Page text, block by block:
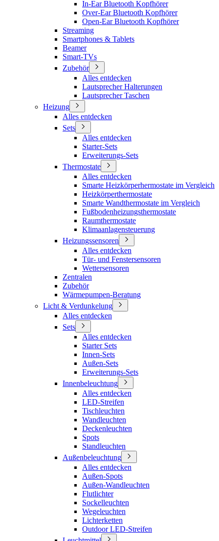
In-Ear Bluetooth Kopfhörer
Over-Ear Bluetooth Kopfhörer
Open-Ear Bluetooth Kopfhörer
Streaming
Smartphones & Tablets
Beamer
Smart-TVs
Zubehör
Alles entdecken
Lautsprecher Halterungen
Lautsprecher Taschen
Heizung
Alles entdecken
Sets
Alles entdecken
Starter-Sets
Erweiterungs-Sets
Thermostate
Alles entdecken
Smarte Heizkörperhermostate im Vergleich
Heizkörperthermostate
Smarte Wandthermostate im Vergleich
Fußbodenheizungsthermostate
Raumthermostate
Klimaanlagensteuerung
Heizungssensoren
Alles entdecken
Tür- und Fenstersensoren
Wettersensoren
Zentralen
Zubehör
Wärmepumpen-Beratung
Licht & Verdunkelung
Alles entdecken
Sets
Alles entdecken
Starter Sets
Innen-Sets
Außen-Sets
Erweiterungs-Sets
Innenbeleuchtung
Alles entdecken
LED-Streifen
Tischleuchten
Wandleuchten
Deckenleuchten
Spots
Standleuchten
Außenbeleuchtung
Alles entdecken
Außen-Spots
Außen-Wandleuchten
Flutlichter
Sockelleuchten
Wegeleuchten
Lichterketten
Outdoor LED-Streifen